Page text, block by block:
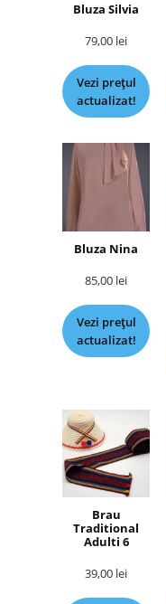
Bluza Silvia
79,00 lei
Vezi prețul
actualizat!
Bluza Nina
85,00 lei
Vezi prețul
actualizat!
Brau
Traditional
Adulti 6
39,00 lei